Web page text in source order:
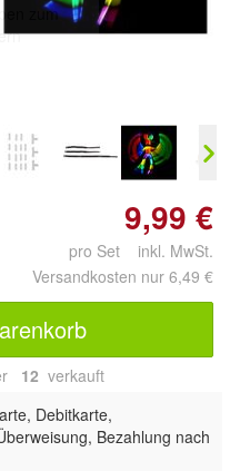
zum
9,99 €
pro Set inkl. MwSt.
Versandkosten nur 6,49 €
12 verkauft
Debitkarte,
Bezahlung nach